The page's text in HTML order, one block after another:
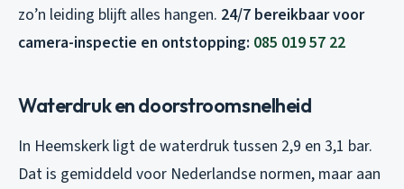
zo’n leiding blijft alles hangen. 24/7 bereikbaar voor
camera-inspectie en ontstopping: 085 019 57 22
Waterdruk en doorstroomsnelheid
In Heemskerk ligt de waterdruk tussen 2,9 en 3,1 bar.
Dat is gemiddeld voor Nederlandse normen, maar aan